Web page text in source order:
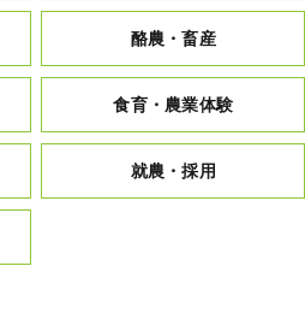
酪農・畜産
食育・農業体験
就農・採用